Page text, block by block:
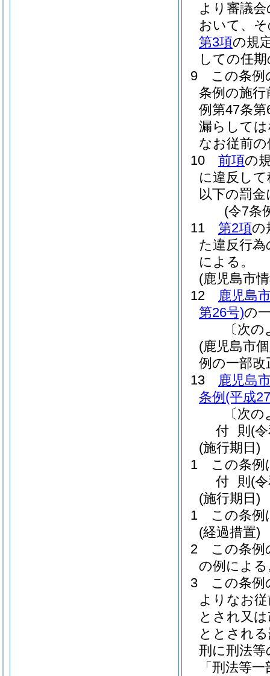
より審議
おいて、
第3項の規
しての任
9
この条例
条例の施
例第47条
漏らして
なお従前
10
前項の
に違反し
以下の罰
(令7条
11
第2項の
た違反行
による。
(鹿児島市
12
鹿児島
第26号)の
〔次
(鹿児島市
例の一部改
13
鹿児島
条例 (平成
〔次
付 則 (
(施行期日)
1
この条例
付 則 (
(施行期日)
1
この条例
(経過措置)
2
この条
の例による
3
この条例
よりなお
とされ又
ととされ
刑に刑法
「刑法等